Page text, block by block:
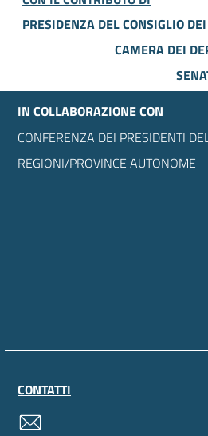
PRESIDENZA DEL CONSIGLIO
CAMERA DEI
IN COLLABORAZIONE CON
CONFERENZA DEI PRESIDENTI
REGIONI/PROVINCE AUTONOME
CONTATTI